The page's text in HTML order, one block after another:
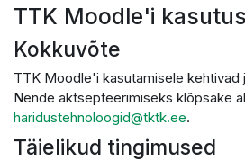
TTK Moodle'i
Kokkuvõte
TTK Moodle'i kasutamisele kehtivad
Nende aktsepteerimiseks klõpsake
haridustehnoloogid@tktk.ee.
Täielikud tingimused